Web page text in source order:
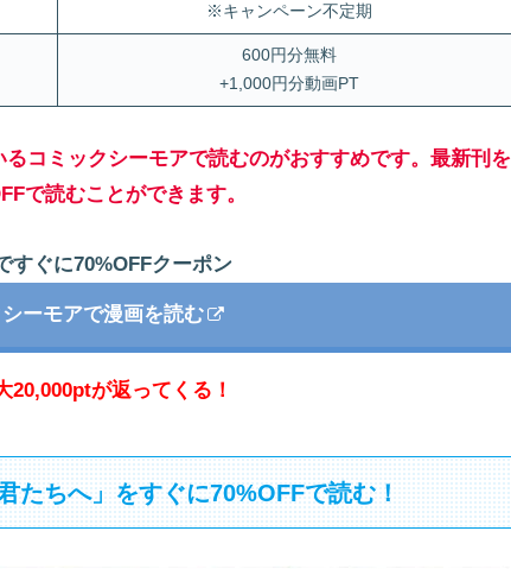
※キャンペーン不定期
600円分無料
+1,000円分動画PT
るコミックシーモアで読むのがおすすめです。最新刊を
で読むことができます。
すぐに70%OFFクーポン
ーモアで漫画を読む
20,000ptが返ってくる！
たちへ」をすぐに70%OFFで読む！